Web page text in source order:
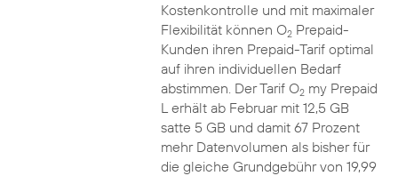
Kostenkontrolle und mit maximaler
Flexibilität können O2Prepaid-
Kunden ihren Prepaid-Tarif optimal
auf ihren individuellen Bedarf
abstimmen. Der Tarif O2my Prepaid
L erhält ab Februar mit 12,5 GB
satte 5 GB und damit 67 Prozent
mehr Datenvolumen als bisher für
die gleiche Grundgebühr von 19,99